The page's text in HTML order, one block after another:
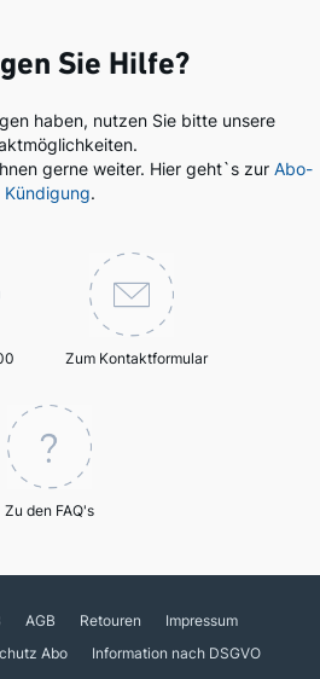
Sie Hilfe?
haben, nutzen Sie bitte unsere
gerne weiter. Hier geht`s zur Abo-
Kündigung.
Zum Kontaktformular
Zu den FAQ's
AGB Retouren
Impressum
Abo
Information nach DSGVO